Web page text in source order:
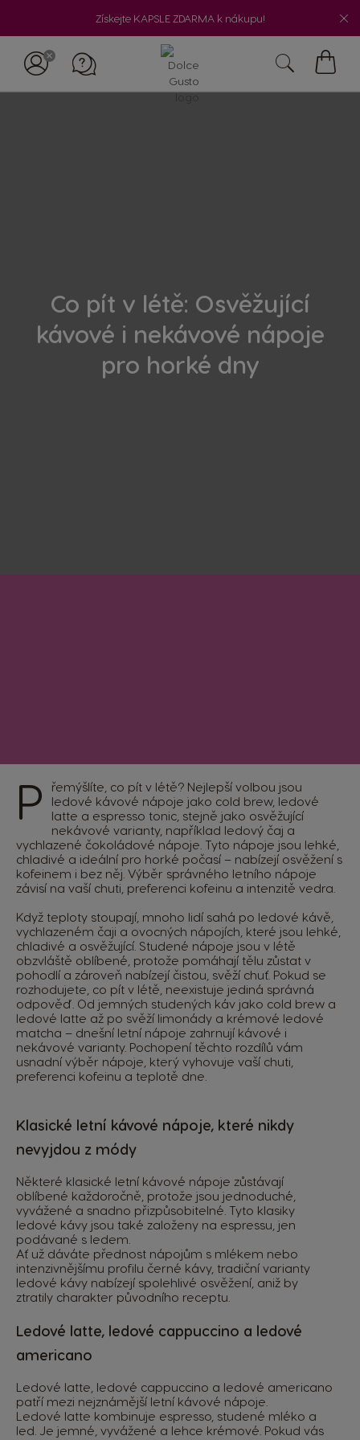
Získejte KAPSLE ZDARMA k nákupu!
Co pít v létě: Osvěžující
kávové i nekávové nápoje
pro horké dny
P
řemýšlíte, co pít v létě? Nejlepší volbou jsou
ledové kávové nápoje jako cold brew, ledové
latte a espresso tonic, stejně jako osvěžující
nekávové varianty, například ledový čaj a
vychlazené čokoládové nápoje. Tyto nápoje jsou lehké,
chladivé a ideální pro horké počasí – nabízejí osvěžení s
kofeinem i bez něj. Výběr správného letního nápoje
závisí na vaší chuti, preferenci kofeinu a intenzitě vedra.
Když teploty stoupají, mnoho lidí sahá po ledové kávě,
vychlazeném čaji a ovocných nápojích, které jsou lehké,
chladivé a osvěžující. Studené nápoje jsou v létě
obzvláště oblíbené, protože pomáhají tělu zůstat v
pohodlí a zároveň nabízejí čistou, svěží chuť. Pokud se
rozhodujete, co pít v létě, neexistuje jediná správná
odpověď. Od jemných studených káv jako cold brew a
ledové latte až po svěží limonády a krémové ledové
matcha – dnešní letní nápoje zahrnují kávové i
nekávové varianty. Pochopení těchto rozdílů vám
usnadní výběr nápoje, který vyhovuje vaší chuti,
preferenci kofeinu a teplotě dne.
Klasické letní kávové nápoje, které nikdy
nevyjdou z módy
Některé klasické letní kávové nápoje zůstávají
oblíbené každoročně, protože jsou jednoduché,
vyvážené a snadno přizpůsobitelné. Tyto klasiky
ledové kávy jsou také založeny na espressu, jen
podávané s ledem.
Ať už dáváte přednost nápojům s mlékem nebo
intenzivnějšímu profilu černé kávy, tradiční varianty
ledové kávy nabízejí spolehlivé osvěžení, aniž by
ztratily charakter původního receptu.
Ledové latte, ledové cappuccino a ledové
americano
Ledové latte, ledové cappuccino a ledové americano
patří mezi nejznámější letní kávové nápoje.
Ledové latte kombinuje espresso, studené mléko a
led. Je jemné, vyvážené a lehce krémové. Pokud vás